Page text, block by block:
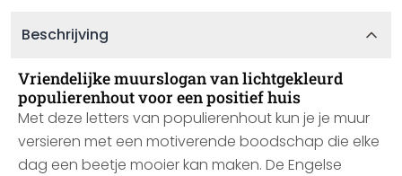
Beschrijving
Vriendelijke muurslogan van lichtgekleurd
populierenhout voor een positief huis
Met deze letters van populierenhout kun je je muur
versieren met een motiverende boodschap die elke
dag een beetje mooier kan maken. De Engelse